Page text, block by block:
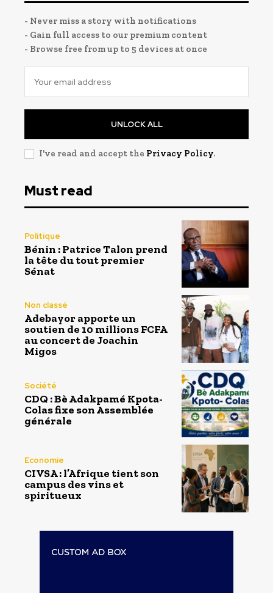
- Never miss a story with notifications
- Gain full access to our premium content
- Browse free from up to 5 devices at once
UNLOCK ALL
I've read and accept the Privacy Policy.
Must read
Politique
Bénin : Patrice Talon prend
la tête du tout premier
Sénat
Non classé
Adebayor apporte un
soutien de 10 millions FCFA
au concert de Joachin
Migos
Société
CDQ : Bè Adakpamé Kpota-
Colas fixe son Assemblée
générale
Economie
CIVSA : l’Afrique tient son
campus des vins et
spiritueux